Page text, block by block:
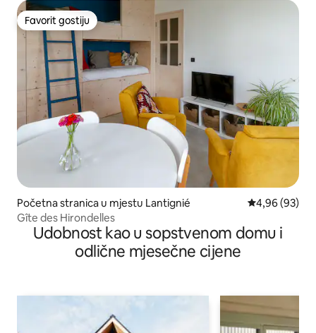
Favorit gostiju
Favorit gostiju
Početna stranica u mjestu Lantignié prosječna
4,96 (93)
Gîte des Hirondelles
Udobnost kao u sopstvenom domu i
odlične mjesečne cijene